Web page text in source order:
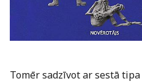
Tomēr sadzīvot ar sestā